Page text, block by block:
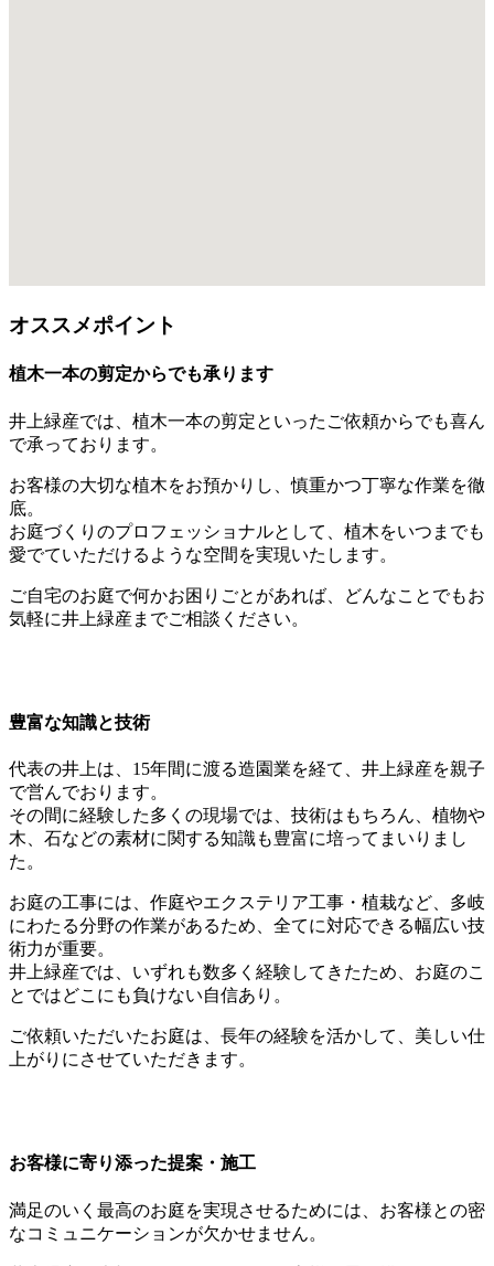
オススメポイント
植木一本の剪定からでも承ります
井上緑産では、植木一本の剪定といったご依頼からでも喜ん
で承っております。
お客様の大切な植木をお預かりし、慎重かつ丁寧な作業を徹
底。
お庭づくりのプロフェッショナルとして、植木をいつまでも
愛でていただけるような空間を実現いたします。
ご自宅のお庭で何かお困りごとがあれば、どんなことでもお
気軽に井上緑産までご相談ください。
豊富な知識と技術
代表の井上は、15年間に渡る造園業を経て、井上緑産を親子
で営んでおります。
その間に経験した多くの現場では、技術はもちろん、植物や
木、石などの素材に関する知識も豊富に培ってまいりまし
た。
お庭の工事には、作庭やエクステリア工事・植栽など、多岐
にわたる分野の作業があるため、全てに対応できる幅広い技
術力が重要。
井上緑産では、いずれも数多く経験してきたため、お庭のこ
とではどこにも負けない自信あり。
ご依頼いただいたお庭は、長年の経験を活かして、美しい仕
上がりにさせていただきます。
お客様に寄り添った提案・施工
満足のいく最高のお庭を実現させるためには、お客様との密
なコミュニケーションが欠かせません。